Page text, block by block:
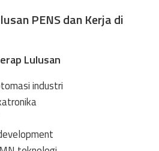
PENS dan Kerja di
Lulusan
industri